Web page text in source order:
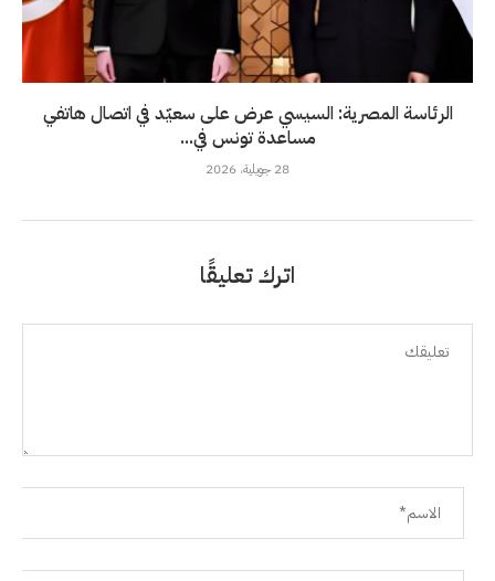
الرئاسة المصرية: السيسي عرض على سعيّد في اتصال هاتفي
مساعدة تونس في...
28 جويلية، 2026
اترك تعليقًا